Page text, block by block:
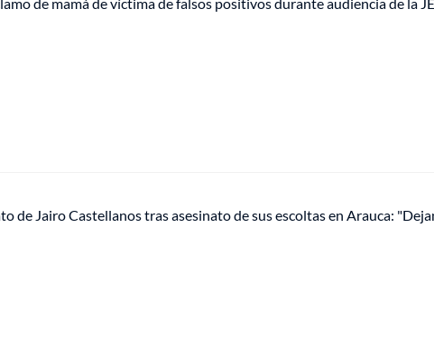
de Jairo Castellanos tras asesinato de sus escoltas en Arauca: